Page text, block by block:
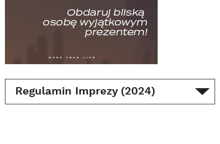
Regulamin Imprezy (2024)